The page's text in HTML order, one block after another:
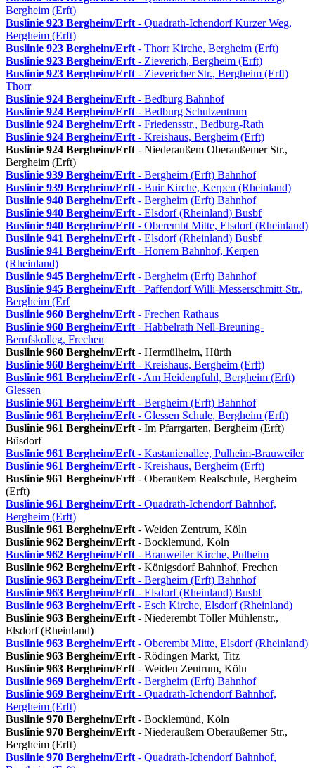
Bergheim (Erft)
Buslinie 923 Bergheim/Erft - Quadrath-Ichendorf Kurzer Weg,
Bergheim (Erft)
Buslinie 923 Bergheim/Erft - Thorr Kirche, Bergheim (Erft)
Buslinie 923 Bergheim/Erft - Zieverich, Bergheim (Erft)
Buslinie 923 Bergheim/Erft - Zievericher Str., Bergheim (Erft)
Thorr
Buslinie 924 Bergheim/Erft - Bedburg Bahnhof
Buslinie 924 Bergheim/Erft - Bedburg Schulzentrum
Buslinie 924 Bergheim/Erft - Friedensstr., Bedburg-Rath
Buslinie 924 Bergheim/Erft - Kreishaus, Bergheim (Erft)
Buslinie 924 Bergheim/Erft - Niederaußem Oberaußemer Str.,
Bergheim (Erft)
Buslinie 939 Bergheim/Erft - Bergheim (Erft) Bahnhof
Buslinie 939 Bergheim/Erft - Buir Kirche, Kerpen (Rheinland)
Buslinie 940 Bergheim/Erft - Bergheim (Erft) Bahnhof
Buslinie 940 Bergheim/Erft - Elsdorf (Rheinland) Busbf
Buslinie 940 Bergheim/Erft - Oberembt Mitte, Elsdorf (Rheinland)
Buslinie 941 Bergheim/Erft - Elsdorf (Rheinland) Busbf
Buslinie 941 Bergheim/Erft - Horrem Bahnhof, Kerpen
(Rheinland)
Buslinie 945 Bergheim/Erft - Bergheim (Erft) Bahnhof
Buslinie 945 Bergheim/Erft - Paffendorf Willi-Messerschmitt-Str.,
Bergheim (Erf
Buslinie 960 Bergheim/Erft - Frechen Rathaus
Buslinie 960 Bergheim/Erft - Habbelrath Nell-Breuning-
Berufskolleg, Frechen
Buslinie 960 Bergheim/Erft - Hermülheim, Hürth
Buslinie 960 Bergheim/Erft - Kreishaus, Bergheim (Erft)
Buslinie 961 Bergheim/Erft - Am Heidenpfuhl, Bergheim (Erft)
Glessen
Buslinie 961 Bergheim/Erft - Bergheim (Erft) Bahnhof
Buslinie 961 Bergheim/Erft - Glessen Schule, Bergheim (Erft)
Buslinie 961 Bergheim/Erft - Im Pfarrgarten, Bergheim (Erft)
Büsdorf
Buslinie 961 Bergheim/Erft - Kastanienallee, Pulheim-Brauweiler
Buslinie 961 Bergheim/Erft - Kreishaus, Bergheim (Erft)
Buslinie 961 Bergheim/Erft - Oberaußem Realschule, Bergheim
(Erft)
Buslinie 961 Bergheim/Erft - Quadrath-Ichendorf Bahnhof,
Bergheim (Erft)
Buslinie 961 Bergheim/Erft - Weiden Zentrum, Köln
Buslinie 962 Bergheim/Erft - Bocklemünd, Köln
Buslinie 962 Bergheim/Erft - Brauweiler Kirche, Pulheim
Buslinie 962 Bergheim/Erft - Königsdorf Bahnhof, Frechen
Buslinie 963 Bergheim/Erft - Bergheim (Erft) Bahnhof
Buslinie 963 Bergheim/Erft - Elsdorf (Rheinland) Busbf
Buslinie 963 Bergheim/Erft - Esch Kirche, Elsdorf (Rheinland)
Buslinie 963 Bergheim/Erft - Niederembt Töller Mühlenstr.,
Elsdorf (Rheinland)
Buslinie 963 Bergheim/Erft - Oberembt Mitte, Elsdorf (Rheinland)
Buslinie 963 Bergheim/Erft - Rödingen Markt, Titz
Buslinie 963 Bergheim/Erft - Weiden Zentrum, Köln
Buslinie 969 Bergheim/Erft - Bergheim (Erft) Bahnhof
Buslinie 969 Bergheim/Erft - Quadrath-Ichendorf Bahnhof,
Bergheim (Erft)
Buslinie 970 Bergheim/Erft - Bocklemünd, Köln
Buslinie 970 Bergheim/Erft - Niederaußem Oberaußemer Str.,
Bergheim (Erft)
Buslinie 970 Bergheim/Erft - Quadrath-Ichendorf Bahnhof,